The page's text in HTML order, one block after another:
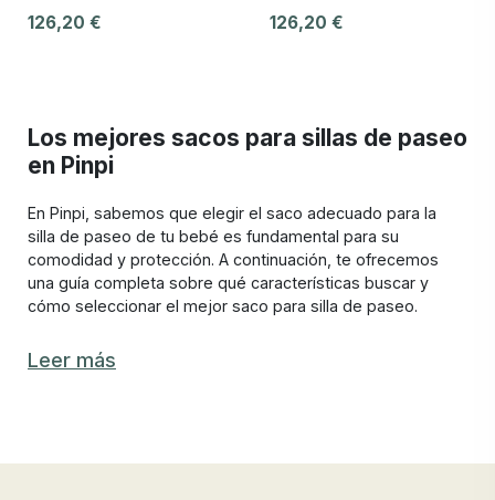
126,20 €
126,20 €
Los mejores sacos para sillas de paseo
en Pinpi
En Pinpi, sabemos que elegir el saco adecuado para la
silla de paseo de tu bebé es fundamental para su
comodidad y protección. A continuación, te ofrecemos
una guía completa sobre qué características buscar y
cómo seleccionar el mejor saco para silla de paseo.
Características de un buen saco para silla
de paseo
Leer más